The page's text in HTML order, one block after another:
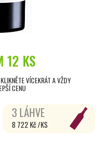
12 KS
VÍCEKRÁT A VŽDY
CENU
3 LÁHVE
8 722 Kč /KS